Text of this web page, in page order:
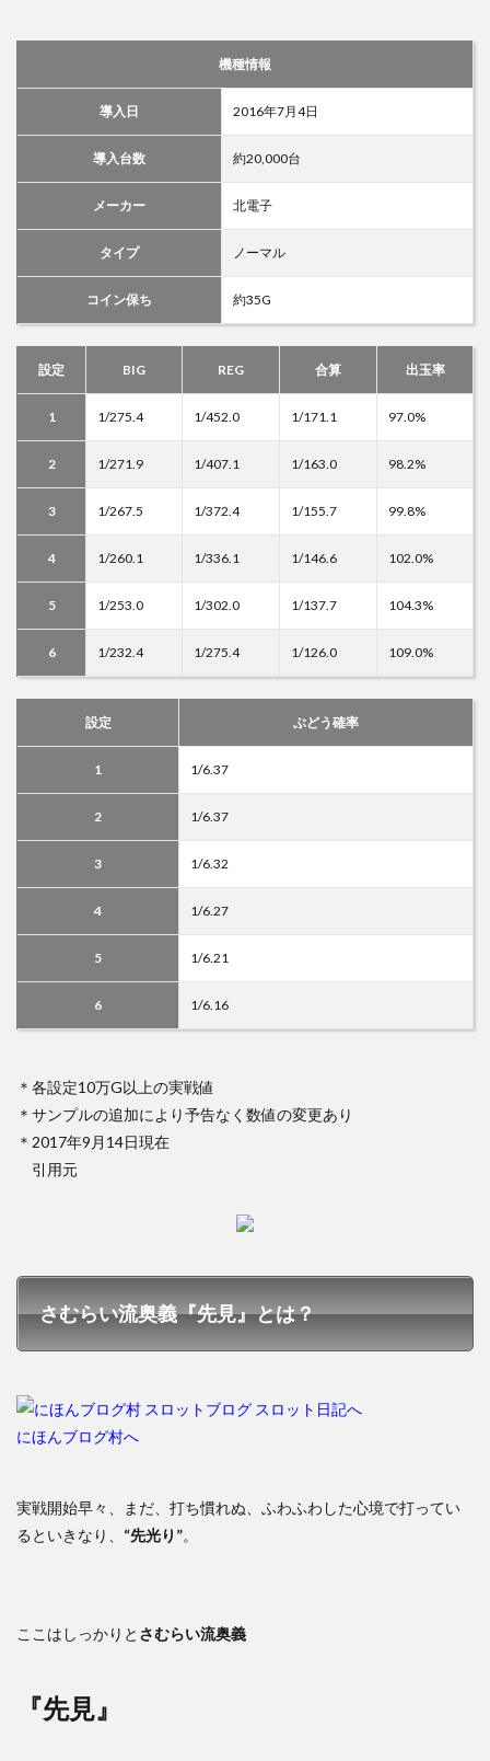
機種情報
導入日 2016年7月4日
導入台数 約20,000台
メーカー 北電子
タイプ ノーマル
コイン保ち 約35G
設定 BIG REG 合算 出玉率
1 1/275.4 1/452.0 1/171.1 97.0%
2 1/271.9 1/407.1 1/163.0 98.2%
3 1/267.5 1/372.4 1/155.7 99.8%
4 1/260.1 1/336.1 1/146.6 102.0%
5 1/253.0 1/302.0 1/137.7 104.3%
6 1/232.4 1/275.4 1/126.0 109.0%
設定 ぶどう確率
1 1/6.37
2 1/6.37
3 1/6.32
4 1/6.27
5 1/6.21
6 1/6.16
＊各設定10万G以上の実戦値
＊サンプルの追加により予告なく数値の変更あり
＊2017年9月14日現在
引用元
さむらい流奥義『先見』とは？
にほんブログ村へ
実戦開始早々、まだ、打ち慣れぬ、ふわふわした心境で打ってい
るといきなり、 “先光り”。
ここはしっかりと さむらい流奥義
『先見』